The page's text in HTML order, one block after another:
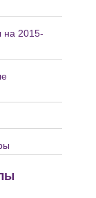
на 2015-